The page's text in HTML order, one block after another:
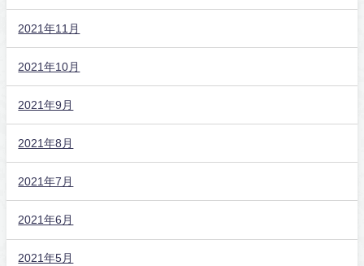
2021年11月
2021年10月
2021年9月
2021年8月
2021年7月
2021年6月
2021年5月